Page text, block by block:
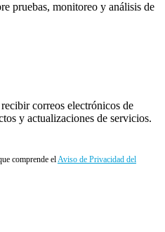
pruebas, monitoreo y análisis de
correos electrónicos de
y actualizaciones de servicios.
comprende elAviso de Privacidad del